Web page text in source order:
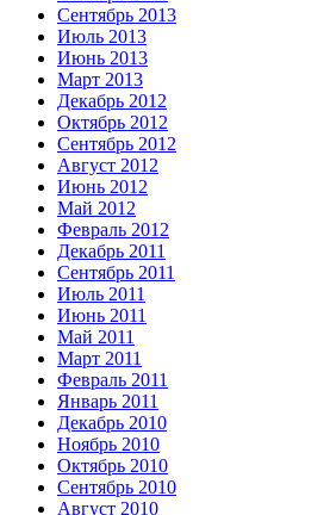
Сентябрь 2013
Июль 2013
Июнь 2013
Март 2013
Декабрь 2012
Октябрь 2012
Сентябрь 2012
Август 2012
Июнь 2012
Май 2012
Февраль 2012
Декабрь 2011
Сентябрь 2011
Июль 2011
Июнь 2011
Май 2011
Март 2011
Февраль 2011
Январь 2011
Декабрь 2010
Ноябрь 2010
Октябрь 2010
Сентябрь 2010
Август 2010